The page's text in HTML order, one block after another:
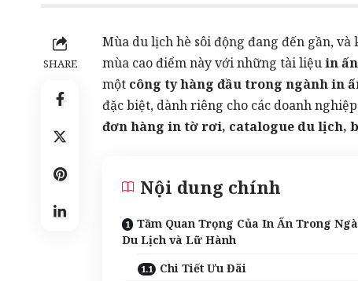
SHARE
Mùa du lịch hè sôi động đang đến gần,
mùa cao điểm này với những tài liệuin ấn
một công ty hàng đầu trong ngànhin
đặc biệt, dành riêng cho các doanh
đơn hàng in tờ rơi, catalogue du lịch,
Nội dung chính
Tầm Quan Trọng Của In Ấn Trong
Du Lịch và Lữ Hành
Chi Tiết Ưu Đãi